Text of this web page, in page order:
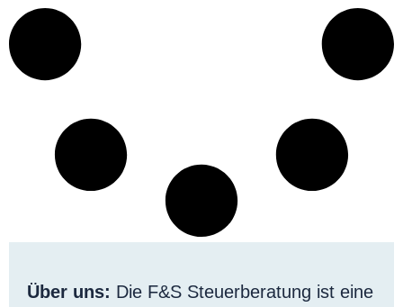
Über uns: Die F&S Steuerberatung ist eine